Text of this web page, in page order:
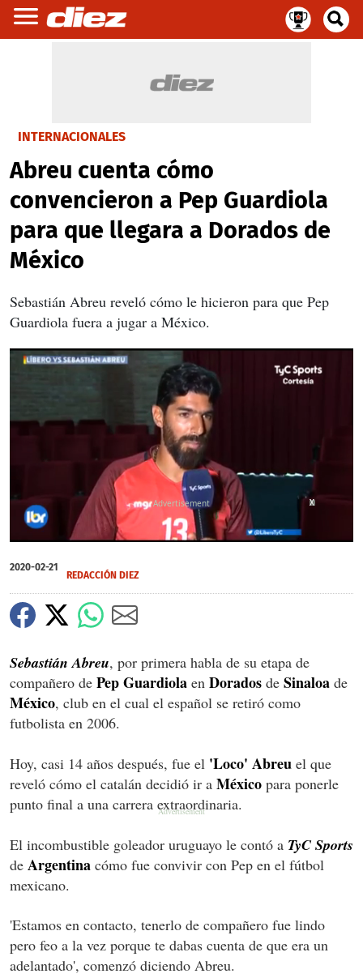
INTERNACIONALES
Abreu cuenta cómo
convencieron a Pep Guardiola
para que llegara a Dorados de
México
Sebastián Abreu reveló cómo le hicieron para que Pep
Guardiola fuera a jugar a México.
of
3
seconds
X
X
2020-02-21
REDACCIÓN DIEZ
Sebastián Abreu, por primera habla de su etapa de
compañero de Pep Guardiola en Dorados de Sinaloa de
México, club en el cual el español se retiró como
futbolista en 2006.
Hoy, casi 14 años después, fue el 'Loco' Abreu el que
reveló cómo el catalán decidió ir a México para ponerle
punto final a una carrera extraordinaria.
El incombustible goleador uruguayo le contó a TyC Sports
de Argentina cómo fue convivir con Pep en el fútbol
mexicano.
'Estamos en contacto, tenerlo de compañero fue lindo
pero feo a la vez porque te dabas cuenta de que era un
adelantado', comenzó diciendo Abreu.